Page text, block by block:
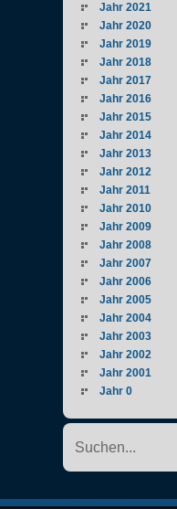
Jahr 2021
Jahr 2020
Jahr 2019
Jahr 2018
Jahr 2017
Jahr 2016
Jahr 2015
Jahr 2014
Jahr 2013
Jahr 2012
Jahr 2011
Jahr 2010
Jahr 2009
Jahr 2008
Jahr 2007
Jahr 2006
Jahr 2005
Jahr 2004
Jahr 2003
Jahr 2002
Jahr 2001
Jahr 0